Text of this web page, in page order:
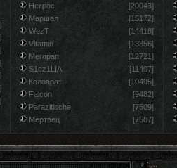
Некрос
[20043]
Маршал
[15172]
WezT
[14418]
Vitamin
[13856]
Мегорап
[12721]
S1cz1LIA
[11407]
Коловрат
[10495]
Falcon
[9482]
Parazitische
[7509]
Мертвец
[7507]